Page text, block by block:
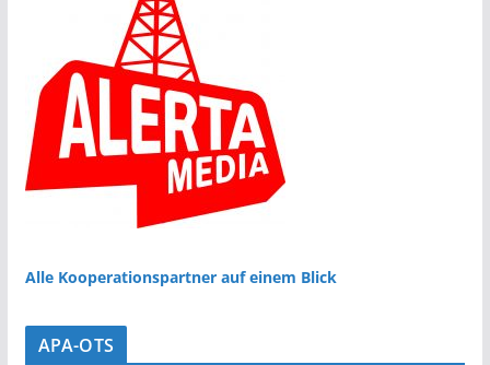
Alle Kooperationspartner auf einem Blick
APA-OTS